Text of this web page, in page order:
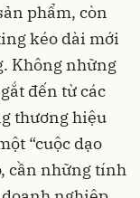
phẩm, còn
kéo dài mới
Không những
đến từ các
thương hiệu
“cuộc dạo
cần những tính